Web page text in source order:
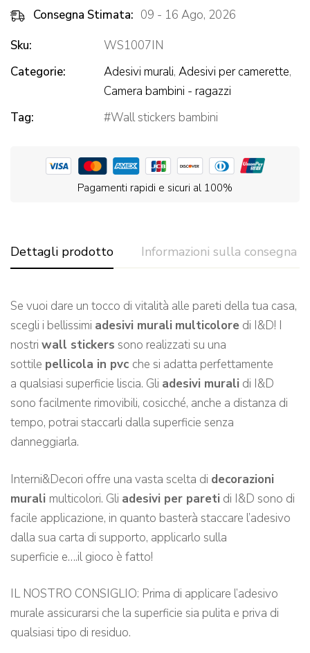
Consegna Stimata: 09 - 16 Ago, 2026
Sku:
WS1007IN
Categorie:
Adesivi murali, Adesivi per camerette,
Camera bambini - ragazzi
Tag:
Wall stickers bambini
Pagamenti rapidi e sicuri al 100%
Dettagli prodotto Informazioni sulla consegna
Se vuoi dare un tocco di vitalità alle pareti della tua casa,
scegli i bellissimi adesivi murali multicolore di I&D! I
nostri wall stickers sono realizzati su una
sottile pellicola in pvc che si adatta perfettamente
a qualsiasi superficie liscia. Gli adesivi murali di I&D
sono facilmente rimovibili, cosicché, anche a distanza di
tempo, potrai staccarli dalla superficie senza
danneggiarla.
Interni&Decori offre una vasta scelta di decorazioni
murali multicolori. Gli adesivi per pareti di I&D sono di
facile applicazione, in quanto basterà staccare l’adesivo
dalla sua carta di supporto, applicarlo sulla
superficie e….il gioco è fatto!
IL NOSTRO CONSIGLIO: Prima di applicare l’adesivo
murale assicurarsi che la superficie sia pulita e priva di
qualsiasi tipo di residuo.